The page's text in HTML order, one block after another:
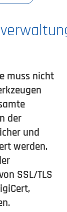
muss nicht
der
und
werden.
SSL/TLS